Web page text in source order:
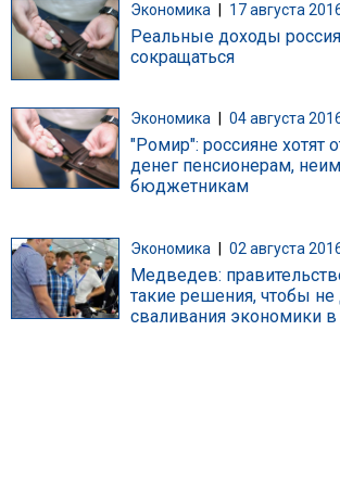
Экономика 17 августа
Реальные доходы
сокращаться
Экономика 04 августа
"Ромир": россияне хотят
денег пенсионерам,
бюджетникам
Экономика | 02 августа
Медведев:
такие решения, чтобы не
сваливания экономики